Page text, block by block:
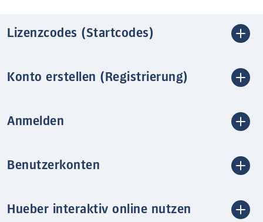
Lizenzcodes (Startcodes)
Konto erstellen (Registrierung)
Anmelden
Benutzerkonten
Hueber interaktiv online nutzen